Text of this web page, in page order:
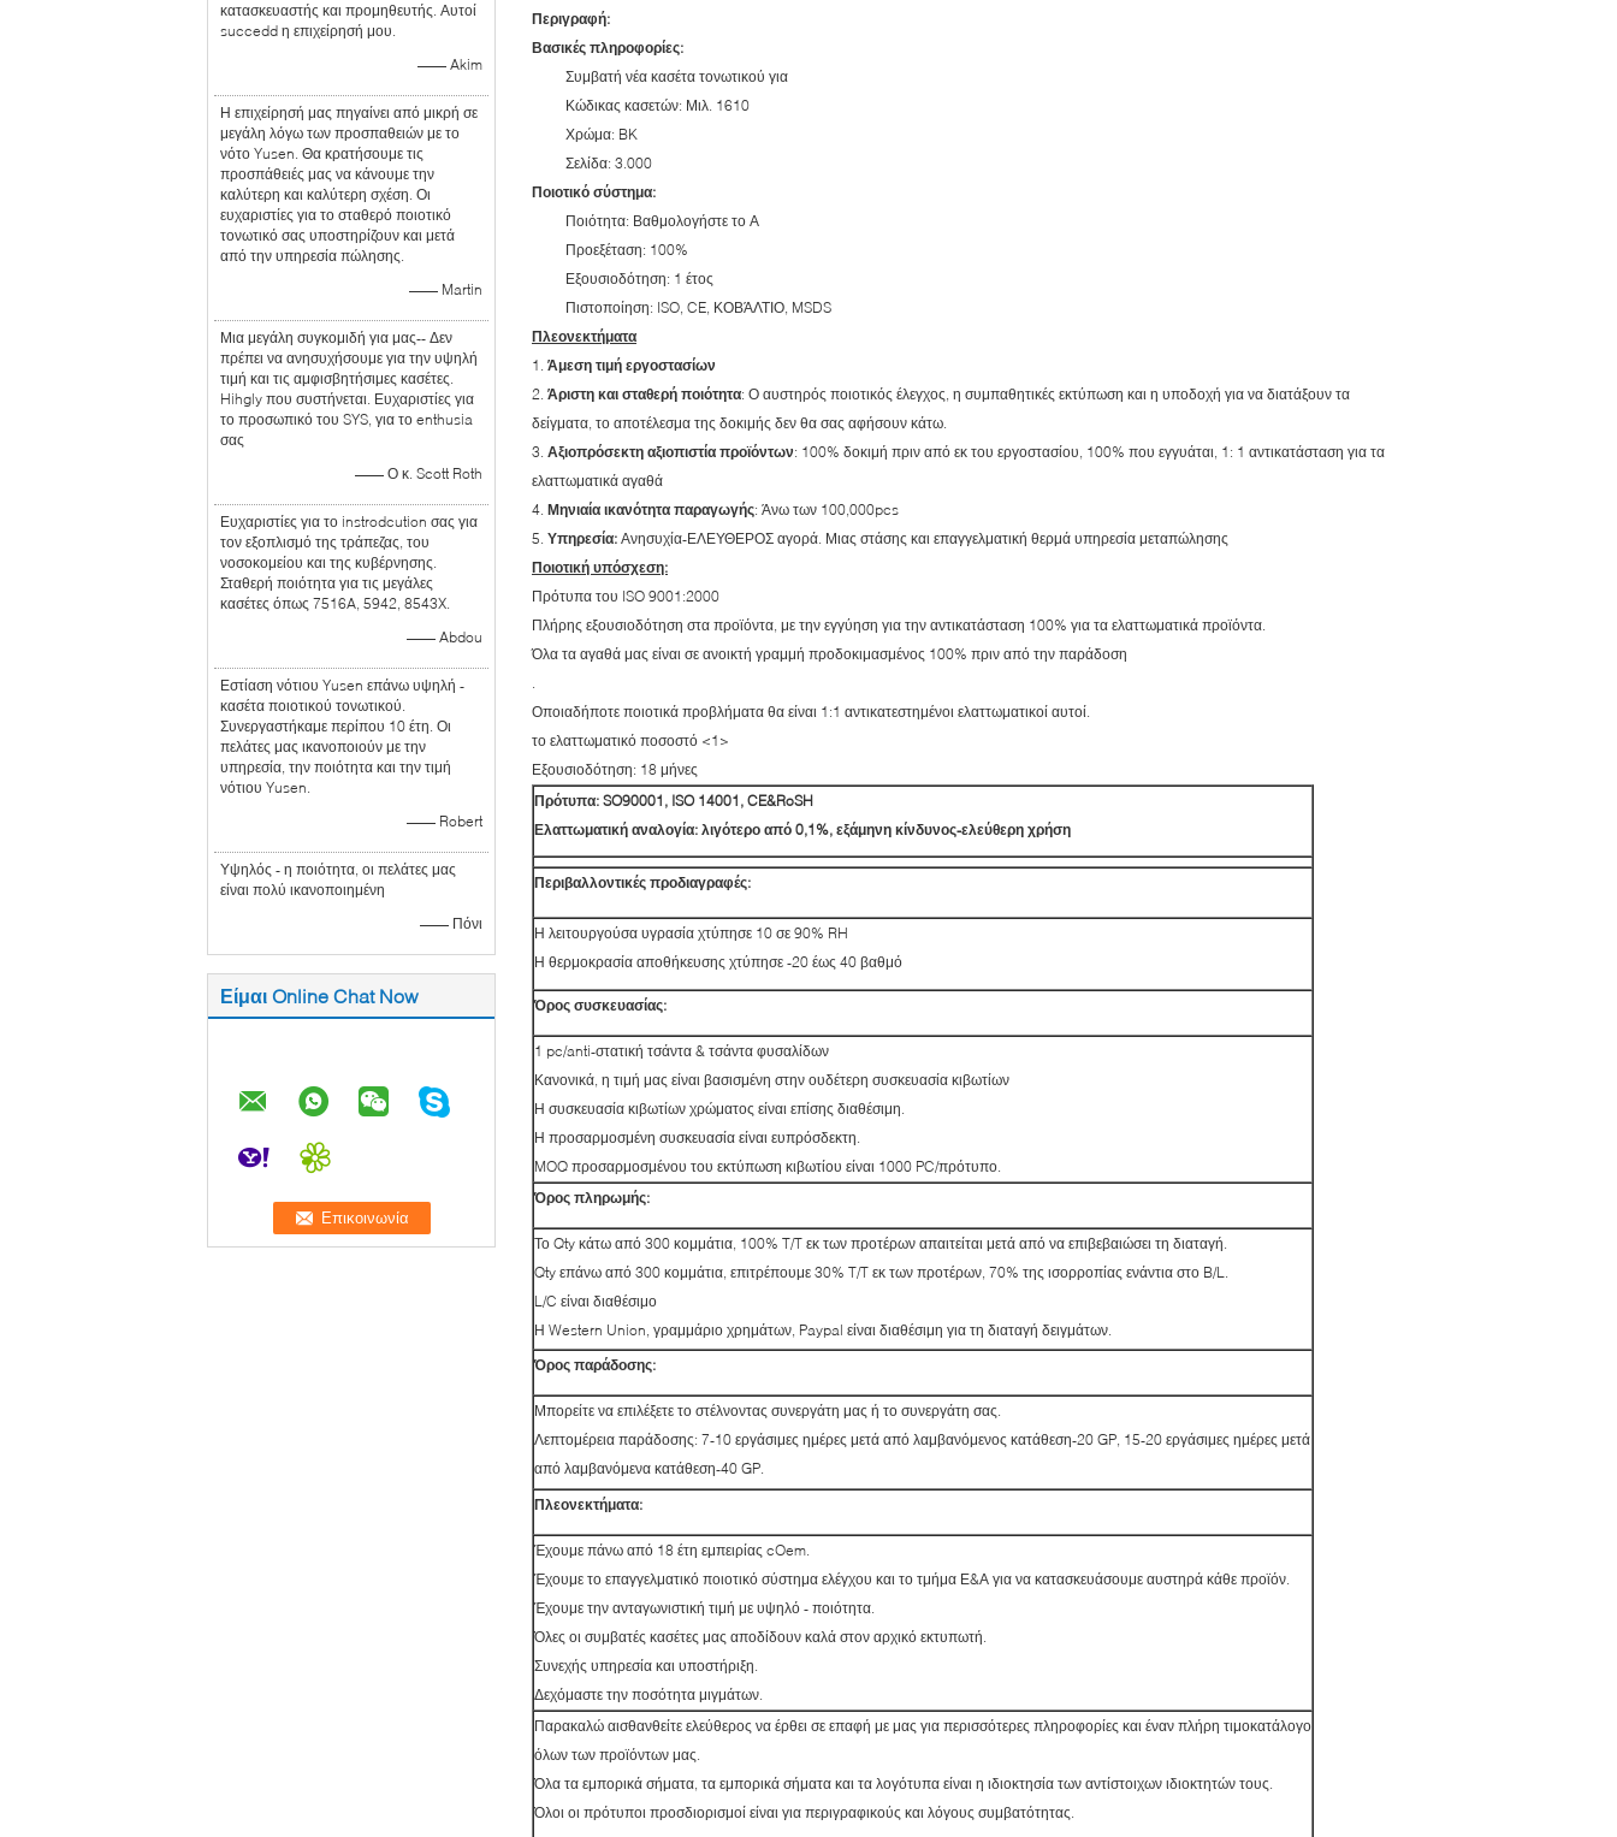
κατασκευαστής και προμηθευτής. Αυτοί
succedd η επιχείρησή μου.
—— Akim
Η επιχείρησή μας πηγαίνει από μικρή σε
μεγάλη λόγω των προσπαθειών με το
νότο Yusen. Θα κρατήσουμε τις
προσπάθειές μας να κάνουμε την
καλύτερη και καλύτερη σχέση. Οι
ευχαριστίες για το σταθερό ποιοτικό
τονωτικό σας υποστηρίζουν και μετά
από την υπηρεσία πώλησης.
—— Martin
Μια μεγάλη συγκομιδή για μας-- Δεν
πρέπει να ανησυχήσουμε για την υψηλή
τιμή και τις αμφισβητήσιμες κασέτες.
Hihgly που συστήνεται. Ευχαριστίες για
το προσωπικό του SYS, για το enthusia
σας
—— Ο κ. Scott Roth
Ευχαριστίες για το instrodcution σας για
τον εξοπλισμό της τράπεζας, του
νοσοκομείου και της κυβέρνησης.
Σταθερή ποιότητα για τις μεγάλες
κασέτες όπως 7516A, 5942, 8543X.
—— Abdou
Εστίαση νότιου Yusen επάνω υψηλή -
κασέτα ποιοτικού τονωτικού.
Συνεργαστήκαμε περίπου 10 έτη. Οι
πελάτες μας ικανοποιούν με την
υπηρεσία, την ποιότητα και την τιμή
νότιου Yusen.
—— Robert
Υψηλός - η ποιότητα, οι πελάτες μας
είναι πολύ ικανοποιημένη
—— Πόνι
Είμαι Online Chat Now
Περιγραφή:
Βασικές πληροφορίες:
Συμβατή νέα κασέτα τονωτικού για
Κώδικας κασετών: Μιλ. 1610
Χρώμα: BK
Σελίδα: 3.000
Ποιοτικό σύστημα:
Ποιότητα: Βαθμολογήστε το Α
Προεξέταση: 100%
Εξουσιοδότηση: 1 έτος
Πιστοποίηση: ISO, CE, ΚΟΒΆΛΤΙΟ, MSDS
Πλεονεκτήματα
1. Άμεση τιμή εργοστασίων
2. Άριστη και σταθερή ποιότητα: Ο αυστηρός ποιοτικός έλεγχος, η συμπαθητικές εκτύπωση και η υποδοχή για να διατάξουν τα
δείγματα, το αποτέλεσμα της δοκιμής δεν θα σας αφήσουν κάτω.
3. Αξιοπρόσεκτη αξιοπιστία προϊόντων: 100% δοκιμή πριν από εκ του εργοστασίου, 100% που εγγυάται, 1: 1 αντικατάσταση για τα
ελαττωματικά αγαθά
4. Μηνιαία ικανότητα παραγωγής: Άνω των 100,000pcs
5. Υπηρεσία: Ανησυχία-ΕΛΕΥΘΕΡΟΣ αγορά. Μιας στάσης και επαγγελματική θερμά υπηρεσία μεταπώλησης
Ποιοτική υπόσχεση:
Πρότυπα του ISO 9001:2000
Πλήρης εξουσιοδότηση στα προϊόντα, με την εγγύηση για την αντικατάσταση 100% για τα ελαττωματικά προϊόντα.
Όλα τα αγαθά μας είναι σε ανοικτή γραμμή προδοκιμασμένος 100% πριν από την παράδοση
.
Οποιαδήποτε ποιοτικά προβλήματα θα είναι 1:1 αντικατεστημένοι ελαττωματικοί αυτοί.
το ελαττωματικό ποσοστό <1>
Εξουσιοδότηση: 18 μήνες
Πρότυπα: SO90001, ISO 14001, CE&RoSH
Ελαττωματική αναλογία: λιγότερο από 0,1%, εξάμηνη κίνδυνος-ελεύθερη χρήση
Περιβαλλοντικές προδιαγραφές:
Η λειτουργούσα υγρασία χτύπησε 10 σε 90% RH
Η θερμοκρασία αποθήκευσης χτύπησε -20 έως 40 βαθμό
Όρος συσκευασίας:
1 pc/anti-στατική τσάντα & τσάντα φυσαλίδων
Κανονικά, η τιμή μας είναι βασισμένη στην ουδέτερη συσκευασία κιβωτίων
Η συσκευασία κιβωτίων χρώματος είναι επίσης διαθέσιμη.
Η προσαρμοσμένη συσκευασία είναι ευπρόσδεκτη.
MOQ προσαρμοσμένου του εκτύπωση κιβωτίου είναι 1000 PC/πρότυπο.
Όρος πληρωμής:
Το Qty κάτω από 300 κομμάτια, 100% T/T εκ των προτέρων απαιτείται μετά από να επιβεβαιώσει τη διαταγή.
Qty επάνω από 300 κομμάτια, επιτρέπουμε 30% T/T εκ των προτέρων, 70% της ισορροπίας ενάντια στο B/L.
L/C είναι διαθέσιμο
Η Western Union, γραμμάριο χρημάτων, Paypal είναι διαθέσιμη για τη διαταγή δειγμάτων.
Όρος παράδοσης:
Μπορείτε να επιλέξετε το στέλνοντας συνεργάτη μας ή το συνεργάτη σας.
Λεπτομέρεια παράδοσης: 7-10 εργάσιμες ημέρες μετά από λαμβανόμενος κατάθεση-20 GP, 15-20 εργάσιμες ημέρες μετά
από λαμβανόμενα κατάθεση-40 GP.
Πλεονεκτήματα:
Έχουμε πάνω από 18 έτη εμπειρίας cOem.
Έχουμε το επαγγελματικό ποιοτικό σύστημα ελέγχου και το τμήμα Ε&Α για να κατασκευάσουμε αυστηρά κάθε προϊόν.
Έχουμε την ανταγωνιστική τιμή με υψηλό - ποιότητα.
Όλες οι συμβατές κασέτες μας αποδίδουν καλά στον αρχικό εκτυπωτή.
Συνεχής υπηρεσία και υποστήριξη.
Δεχόμαστε την ποσότητα μιγμάτων.
Παρακαλώ αισθανθείτε ελεύθερος να έρθει σε επαφή με μας για περισσότερες πληροφορίες και έναν πλήρη τιμοκατάλογο
όλων των προϊόντων μας.
Όλα τα εμπορικά σήματα, τα εμπορικά σήματα και τα λογότυπα είναι η ιδιοκτησία των αντίστοιχων ιδιοκτητών τους.
Όλοι οι πρότυποι προσδιορισμοί είναι για περιγραφικούς και λόγους συμβατότητας.